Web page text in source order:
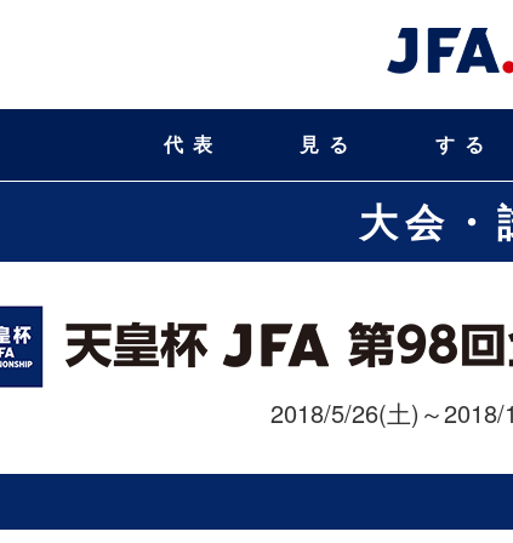
代表 見る する
大会・
2018/5/26(土)～